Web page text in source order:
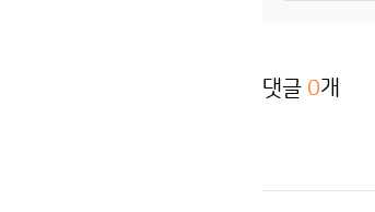
댓글 0개